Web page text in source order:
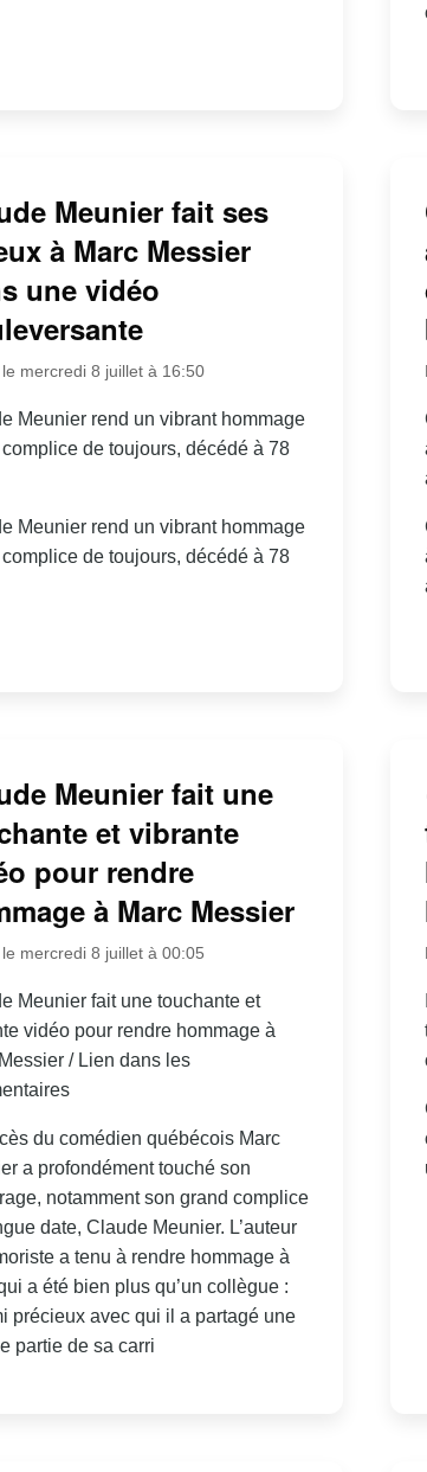
Meunier fait ses
à Marc Messier
une vidéo
le mercredi 8 juillet à 16:50
Meunier rend un vibrant hommage
de toujours, décédé à 78
Meunier rend un vibrant hommage
de toujours, décédé à 78
Meunier fait une
et vibrante
pour rendre
à Marc Messier
mercredi 8 juillet à 00:05
Meunier fait une touchante et
vidéo pour rendre hommage à
/ Lien dans les
du comédien québécois Marc
a profondément touché son
notamment son grand complice
date, Claude Meunier. L’auteur
a tenu à rendre hommage à
a été bien plus qu’un collègue :
précieux avec qui il a partagé une
partie de sa carri